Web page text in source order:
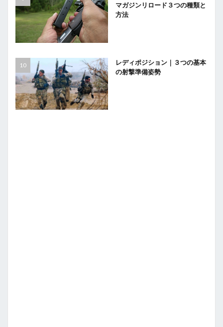
マガジンリロード３つの種類と
方法
レディポジション｜３つの基本
の射撃準備姿勢